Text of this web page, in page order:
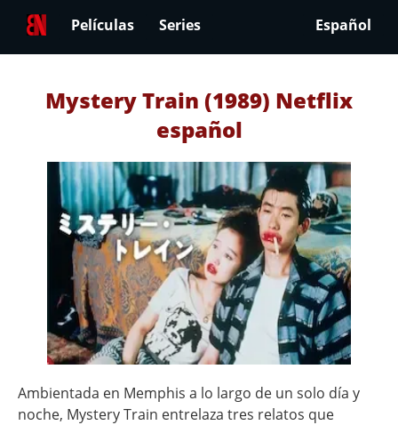
Películas Series Español
Mystery Train (1989) Netflix
español
Ambientada en Memphis a lo largo de un solo día y
noche, Mystery Train entrelaza tres relatos que